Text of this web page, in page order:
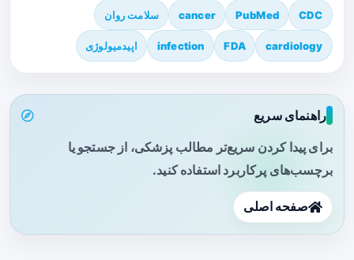
CDC
PubMed
cancer سلامت روان
cardiology
FDA
infection اپیدمیولوژی
راهنمای سریع
برای پیدا کردن سریع‌تر مطالب پزشکی، از جستجو یا
برچسب‌های پرکاربرد استفاده کنید.
صفحه اصلی